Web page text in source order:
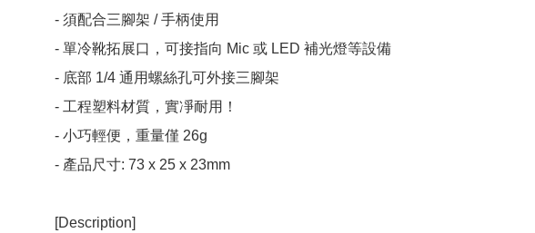
- 須配合三腳架 / 手柄使用
- 單冷靴拓展口，可接指向 Mic 或 LED 補光燈等設備
- 底部 1/4 通用螺絲孔可外接三腳架
- 工程塑料材質，實凈耐用！
- 小巧輕便，重量僅 26g
- 產品尺寸: 73 x 25 x 23mm
[Description]